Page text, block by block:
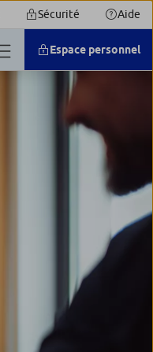
Sécurité Aide
Espace personnel